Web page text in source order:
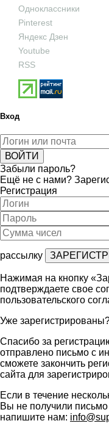
Одноклассники
Pinterest
Яндекс Дзен
Youtube
RSS
Вход
Забыли пароль?
Ещё не с нами?
Регистрация
рассылку
Нажимая на кнопку
подтверждаете свое
пользовательского
Уже
Спасибо за
отправлено письмо с
сможете закончить
сайта для
Если в течение
Вы не получили
напишите нам: